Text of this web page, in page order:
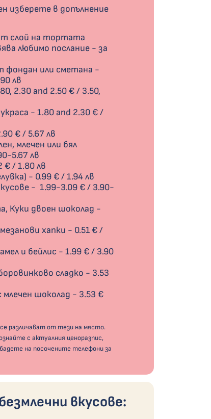
изберете в допълнение
слой на тортата
любимо послание - за
фондан или сметана -
лв
2.30 and 2.50 € / 3.50,
- 1.80 and 2.30 € /
€ / 5.67 лв
млечен или бял
5.67 лв
€ / 1.80 лв
- 0.99 € / 1.94 лв
- 1.99-3.09 € / 3.90-
Куки двоен шоколад -
хапки - 0.51 € /
и бейлис - 1.99 € / 3.90
сладко - 3.53
шоколад - 3.53 €
различават от тези на място.
с актуалния ценоразпис,
на посочените телефони за
вкусове: